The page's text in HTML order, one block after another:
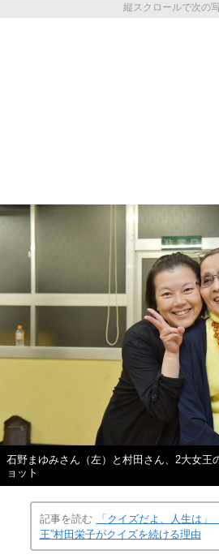
縦スクロールで次の
石野まゆみさん（左）と村田さん、2大女王
ョット
記事を読む
「クイズだよ、人生は
王”村田栄子がクイズを続ける理由